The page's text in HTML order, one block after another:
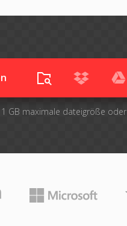
GB maximale dateigröße oder